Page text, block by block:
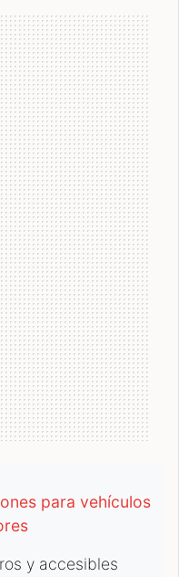
para vehículos
y accesibles